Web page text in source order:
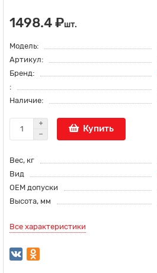
1498.4 ₽шт.
Модель:
Артикул:
Бренд:
:
Наличие:
Купить
Вес, кг
Вид
OEM допуски
Высота, мм
Все характеристики